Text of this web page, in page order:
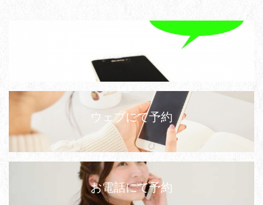
ウェブにて予約
お電話にて予約